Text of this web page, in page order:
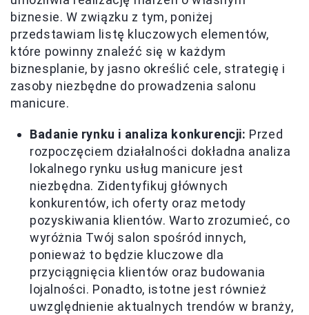
biznesie. W związku z tym, poniżej
przedstawiam listę kluczowych elementów,
które powinny znaleźć się w każdym
biznesplanie, by jasno określić cele, strategię i
zasoby niezbędne do prowadzenia salonu
manicure.
Badanie rynku i analiza konkurencji: Przed
rozpoczęciem działalności dokładna analiza
lokalnego rynku usług manicure jest
niezbędna. Zidentyfikuj głównych
konkurentów, ich oferty oraz metody
pozyskiwania klientów. Warto zrozumieć, co
wyróżnia Twój salon spośród innych,
ponieważ to będzie kluczowe dla
przyciągnięcia klientów oraz budowania
lojalności. Ponadto, istotne jest również
uwzględnienie aktualnych trendów w branży,